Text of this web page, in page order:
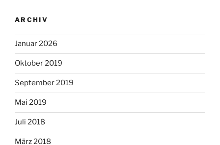
ARCHIV
Januar 2026
Oktober 2019
September 2019
Mai 2019
Juli 2018
März 2018